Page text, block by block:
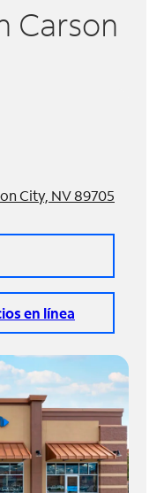
Carson
City, NV 89705
en línea